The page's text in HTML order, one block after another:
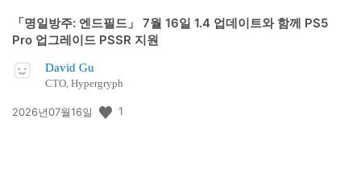
「명일방주: 엔드필드」 7월 16일 1.4 업데이트와 함께 PS5
Pro 업그레이드 PSSR 지원
David Gu
CTO, Hypergryph
공
2026년07월16일 1